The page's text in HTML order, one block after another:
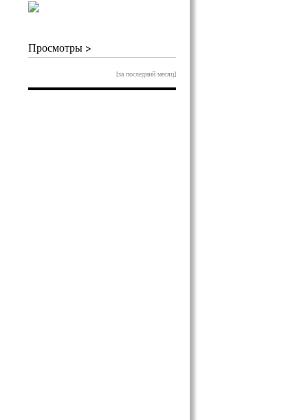
Просмотры >
[за последний месяц]